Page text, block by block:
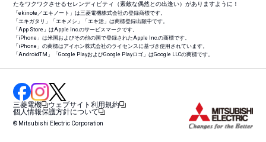
たをワクワクさせるセレンディピティ（素敵な偶然との出逢い）がありますように！
「ekinote／エキノート」は三菱電機株式会社の登録商標です。
「エキガタリ」「エキメシ」「エキ活」は商標登録出願中です。
「App Store」はApple Inc.のサービスマークです。
「iPhone」は米国およびその他の国で登録されたApple Inc.の商標です。
「iPhone」の商標はアイホン株式会社のライセンスに基づき使用されています。
「AndroidTM 」「Google PlayおよびGoogle Playロゴ」はGoogle LLCの商標です。
三菱電機
ウェブサイト利用規約
個人情報保護方針について
© Mitsubishi Electric Corporation